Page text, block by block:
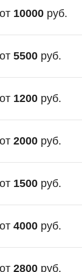
от 10000 руб.
от 5500 руб.
от 1200 руб.
от 2000 руб.
от 1500 руб.
от 4000 руб.
от 2800 руб.